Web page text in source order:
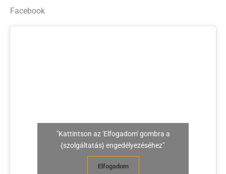
Facebook
"Kattintson az 'Elfogadom' gombra a
{szolgáltatás} engedélyezéséhez"
Elfogadom